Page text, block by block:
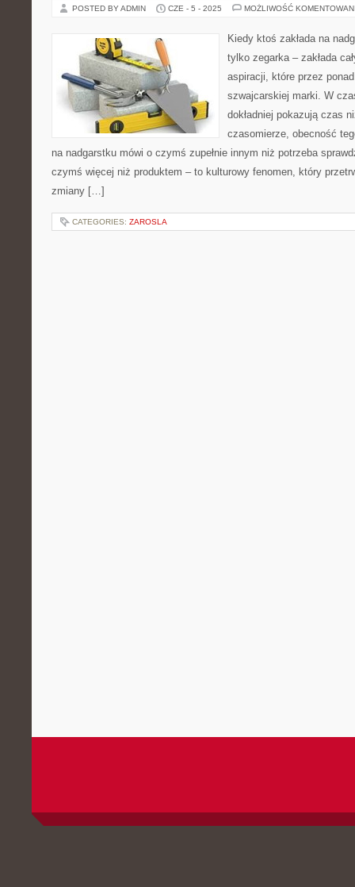
POSTED BY ADMIN CZE - 5 - 2025 MOŻLIWOŚĆ
Kiedy ktoś zakłada na
tylko zegarka – zakłada
aspiracji, które przez
szwajcarskiej marki. W
dokładniej pokazują czas
czasomierze, obecność
na nadgarstku mówi o czymś zupełnie innym niż potrzeba
czymś więcej niż produktem – to kulturowy fenomen, który
zmiany […]
CATEGORIES: ZAROSLA